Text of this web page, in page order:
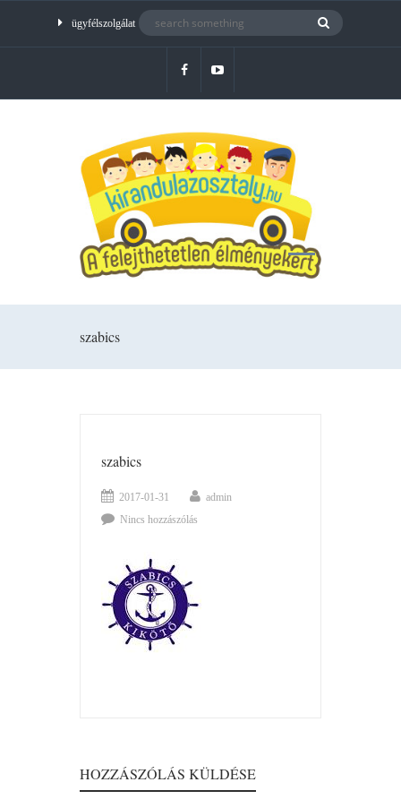
ügyfélszolgálat
szabics
szabics
2017-01-31
admin
Nincs hozzászólás
HOZZÁSZÓLÁS KÜLDÉSE